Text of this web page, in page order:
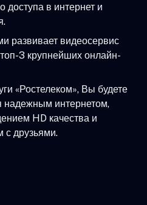
доступа в интернет и
развивает видеосервис
3 крупнейших онлайн-
«Ростелеком», Вы будете
надежным интернетом,
HD качества и
друзьями.